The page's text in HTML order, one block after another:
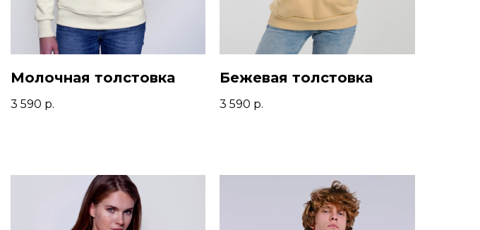
Молочная толстовка
3 590 р.
Бежевая толстовка
3 590 р.